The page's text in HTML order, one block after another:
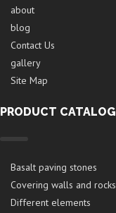
about
blog
Contact Us
gallery
Site Map
PRODUCT CATALOG
Basalt paving stones
Covering walls and rocks
Different elements